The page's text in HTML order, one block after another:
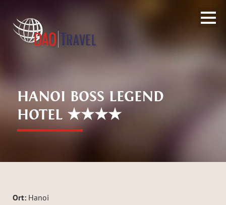
HANOI BOSS LEGEND
HOTEL ★★★★
Ort: Hanoi